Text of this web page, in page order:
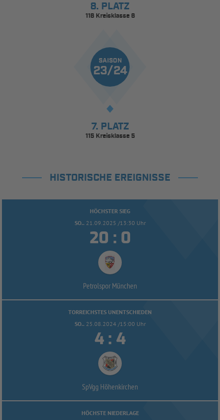
8. PLATZ
116 Kreisklasse 6
SAISON
23/24
7. PLATZ
115 Kreisklasse 5
HISTORISCHE EREIGNISSE
HÖCHSTER SIEG
SO.. 21.09.2025 /13:30 Uhr
 : 
Petrolspor München
TORREICHSTES UNENTSCHIEDEN
SO.. 25.08.2024 /15:00 Uhr
 : 
SpVgg Höhenkirchen
HÖCHSTE NIEDERLAGE